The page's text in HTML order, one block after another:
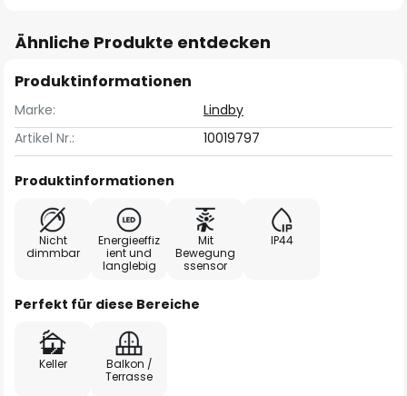
Ähnliche Produkte entdecken
Produktinformationen
Marke:
Lindby
Artikel Nr.:
10019797
Produktinformationen
Nicht
dimmbar
Energieeffiz
ient und
langlebig
Mit
Bewegung
ssensor
IP44
Perfekt für diese Bereiche
Keller
Balkon /
Terrasse